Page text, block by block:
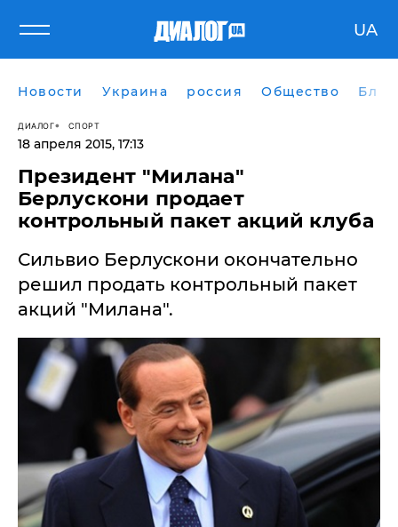
UA
Новости Украина россия Общество
ДИАЛОГ СПОРТ
18 апреля 2015, 17:13
Президент "Милана"
Берлускони продает
контрольный пакет акций клуба
Сильвио Берлускони окончательно
решил продать контрольный пакет
акций "Милана".